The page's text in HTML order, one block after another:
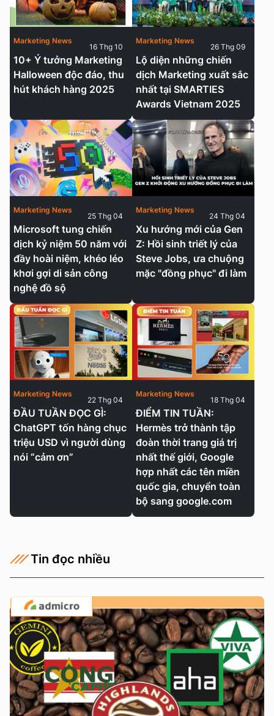
10+ Ý tưởng Marketing
Halloween độc đáo, thu
hút khách hàng 2025
Marketing News
16 Thg 10
Lộ diện những chiến
dịch Marketing xuất sắc
nhất tại SMARTIES
Awards Vietnam 2025
Marketing News
26 Thg 09
Microsoft tung chiến
dịch kỷ niệm 50 năm với
đầy hoài niệm, khéo léo
khơi gợi di sản công
nghệ đồ sộ
Marketing News
25 Thg 04
Xu hướng mới của Gen
Z: Hồi sinh triết lý của
Steve Jobs, ưa chuộng
mặc "đồng phục" đi làm
Marketing News
24 Thg 04
ĐẦU TUẦN ĐỌC GÌ:
ChatGPT tốn hàng chục
triệu USD vì người dùng
nói “cảm ơn”
Marketing News
22 Thg 04
ĐIỂM TIN TUẦN:
Hermès trở thành tập
đoàn thời trang giá trị
nhất thế giới, Google
hợp nhất các tên miền
quốc gia, chuyển toàn
bộ sang google.com
Marketing News
18 Thg 04
Tin đọc nhiều